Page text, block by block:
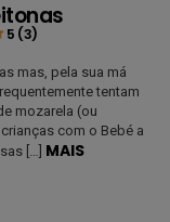
5 (3)
mas, pela sua má
tentam
mozarela (ou
com o Bebé a
[…] MAIS